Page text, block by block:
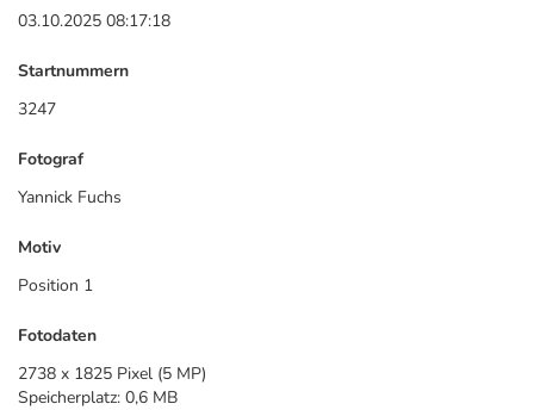
03.10.2025 08:17:18
Startnummern
3247
Fotograf
Yannick Fuchs
Motiv
Position 1
Fotodaten
2738 x 1825 Pixel (5 MP)
Speicherplatz: 0,6 MB